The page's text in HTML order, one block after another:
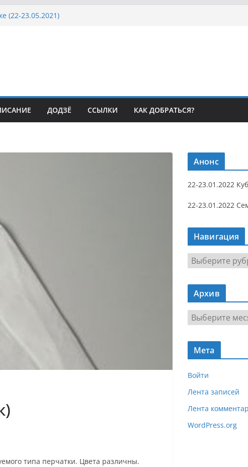
(22-23.05.2021)
ДОДЗЁ ССЫЛКИ КАК ДОБРАТЬСЯ?
типа перчатки. Цвета различны.
Анонс
22-23.01.2022
22-23.01.2022
Навигация
Н
а
в
г
я
Архив
р
х
Мета
Войти
Лента записей
Лента
WordPress.org